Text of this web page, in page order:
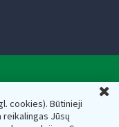
cookies). Būtinieji
Jūsų